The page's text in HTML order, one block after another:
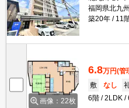
福岡県北九
築20年
11
画像：22枚
6.8万円(管
敷
なし
6階
2LDK